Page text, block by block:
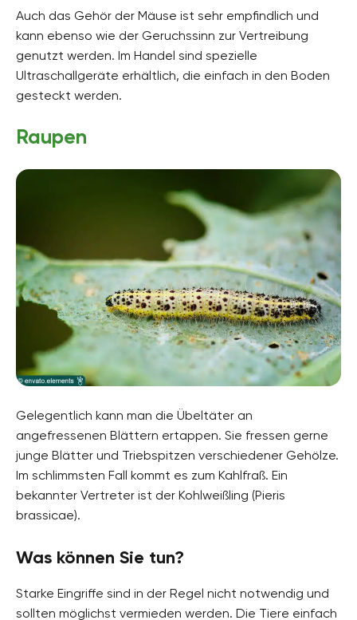
Auch das Gehör der Mäuse ist sehr empfindlich und
kann ebenso wie der Geruchssinn zur Vertreibung
genutzt werden. Im Handel sind spezielle
Ultraschallgeräte erhältlich, die einfach in den Boden
gesteckt werden.
Raupen
Gelegentlich kann man die Übeltäter an
angefressenen Blättern ertappen. Sie fressen gerne
junge Blätter und Triebspitzen verschiedener Gehölze.
Im schlimmsten Fall kommt es zum Kahlfraß. Ein
bekannter Vertreter ist der Kohlweißling (Pieris
brassicae).
Was können Sie tun?
Starke Eingriffe sind in der Regel nicht notwendig und
sollten möglichst vermieden werden. Die Tiere einfach